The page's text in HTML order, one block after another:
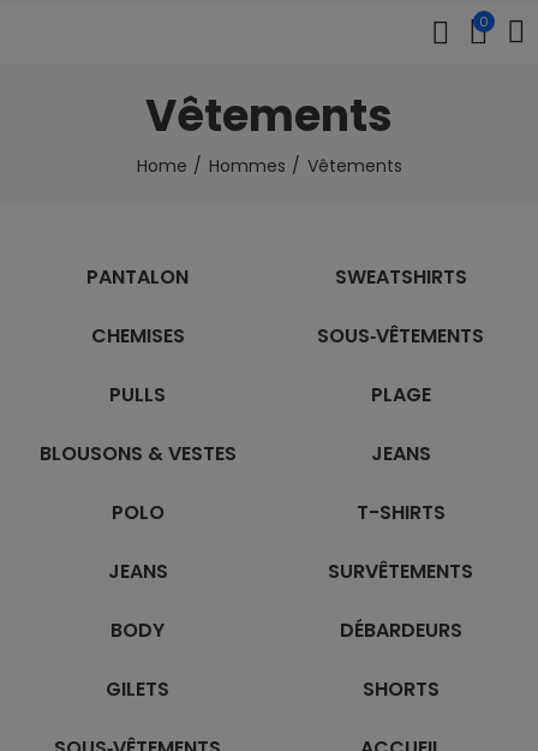
0
Vêtements
Home Hommes Vêtements
PANTALON SWEATSHIRTS
CHEMISES SOUS‑VÊTEMENTS
PULLS PLAGE
BLOUSONS & VESTES JEANS
POLO T-SHIRTS
JEANS SURVÊTEMENTS
BODY DÉBARDEURS
GILETS SHORTS